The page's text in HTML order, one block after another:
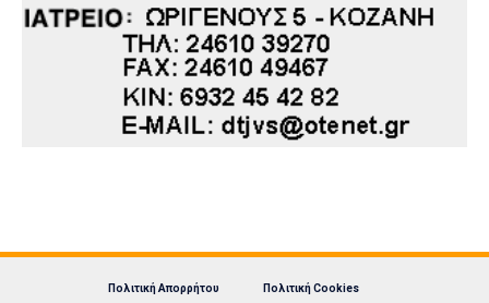
Πολιτική Απορρήτου Πολιτική Cookies